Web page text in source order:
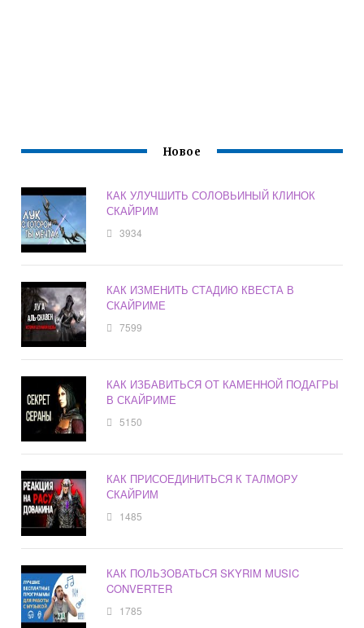
Новое
КАК УЛУЧШИТЬ СОЛОВЬИНЫЙ КЛИНОК
СКАЙРИМ
3934
КАК ИЗМЕНИТЬ СТАДИЮ КВЕСТА В
СКАЙРИМЕ
7599
КАК ИЗБАВИТЬСЯ ОТ КАМЕННОЙ ПОДАГРЫ
В СКАЙРИМЕ
5150
КАК ПРИСОЕДИНИТЬСЯ К ТАЛМОРУ
СКАЙРИМ
1485
КАК ПОЛЬЗОВАТЬСЯ SKYRIM MUSIC
CONVERTER
1785